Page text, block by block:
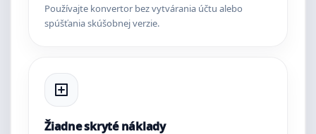
Používajte konvertor bez vytvárania účtu alebo
spúšťania skúšobnej verzie.
Žiadne skryté náklady